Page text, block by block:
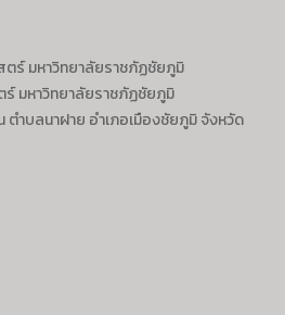
ตร์มหาวิทยาลัยราชภัฏชัยภูมิ
มหาวิทยาลัยราชภัฏชัยภูมิ
ตำบลนาฝาย อำเภอเมืองชัยภูมิ จังหวัด